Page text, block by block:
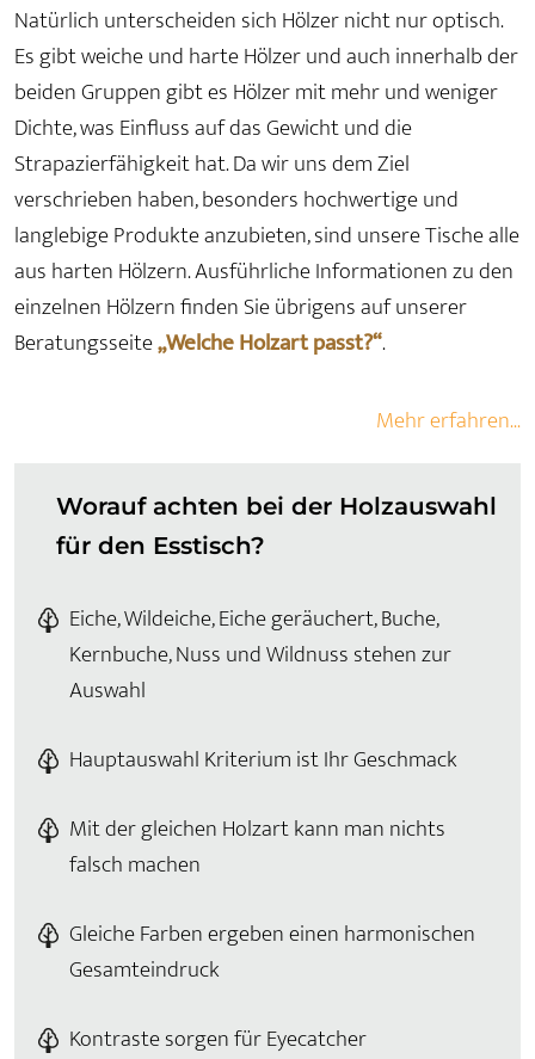
Natürlich unterscheiden sich Hölzer nicht nur optisch.
Es gibt weiche und harte Hölzer und auch innerhalb der
beiden Gruppen gibt es Hölzer mit mehr und weniger
Dichte, was Einfluss auf das Gewicht und die
Strapazierfähigkeit hat. Da wir uns dem Ziel
verschrieben haben, besonders hochwertige und
langlebige Produkte anzubieten, sind unsere Tische alle
aus harten Hölzern. Ausführliche Informationen zu den
einzelnen Hölzern finden Sie übrigens auf unserer
Beratungsseite„Welche Holzart passt?“.
Mehr erfahren...
Worauf achten bei der Holzauswahl
für den Esstisch?
Eiche, Wildeiche, Eiche geräuchert, Buche,
Kernbuche, Nuss und Wildnuss stehen zur
Auswahl
Hauptauswahl Kriterium ist Ihr Geschmack
Mit der gleichen Holzart kann man nichts
falsch machen
Gleiche Farben ergeben einen harmonischen
Gesamteindruck
Kontraste sorgen für Eyecatcher